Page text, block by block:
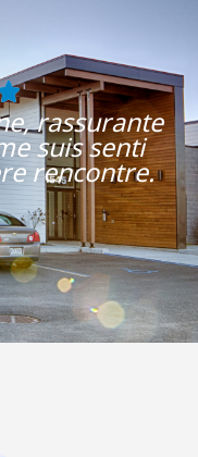
rassurante
suis senti
rencontre.